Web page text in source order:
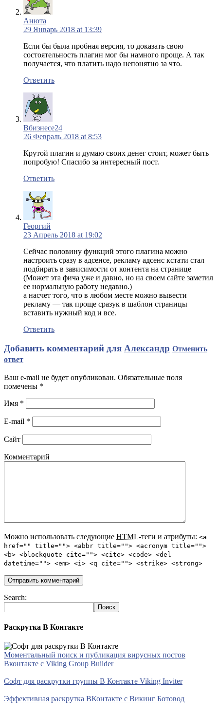
Анюта
29 Январь 2018 at 13:39
Если бы была пробная версия, то доказать свою
состоятельность плагин мог бы намного проще. А так
получается, что платить надо непонятно за что.
Ответить
Вбизнесе24
26 Февраль 2018 at 8:53
Крутой плагин и думаю своих денег стоит, может быть
попробую! Спасибо за интересный пост.
Ответить
Георгий
23 Апрель 2018 at 19:02
Сейчас половину функций этого плагина можно
настроить сразу в адсенсе, рекламу адсенс кстати стал
подбирать в зависимости от контента на странице
(Может эта фича уже и давно, но на своем сайте заметил
ее нормальную работу недавно.)
а насчет того, что в любом месте можно вывести
рекламу — так проще сразук в шаблон страницы
вставить нужный код и все.
Ответить
Добавить комментарий для Александр Отменить
ответ
Ваш e-mail не будет опубликован. Обязательные поля
помечены *
Имя *
E-mail *
Сайт
Комментарий
Можно использовать следующие HTML-теги и атрибуты: <a
href="" title=""> <abbr title=""> <acronym title="">
<b> <blockquote cite=""> <cite> <code> <del
datetime=""> <em> <i> <q cite=""> <strike> <strong>
Search:
Раскрутка В Контакте
Моментальный поиск и публикация вирусных постов
Вконтакте с Viking Group Builder
Софт для раскрутки группы В Контакте Viking Inviter
Эффективная раскрутка ВКонтакте с Викинг Ботовод